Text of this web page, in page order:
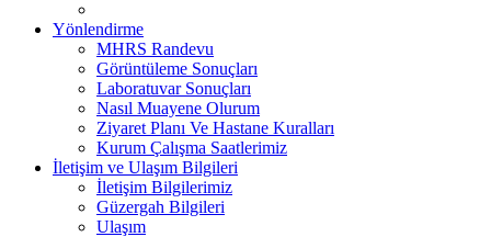
Yönlendirme
MHRS Randevu
Görüntüleme Sonuçları
Laboratuvar Sonuçları
Nasıl Muayene Olurum
Ziyaret Planı Ve Hastane Kuralları
Kurum Çalışma Saatlerimiz
İletişim ve Ulaşım Bilgileri
İletişim Bilgilerimiz
Güzergah Bilgileri
Ulaşım